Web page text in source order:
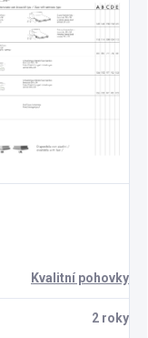
Kvalitní pohovky
2 roky